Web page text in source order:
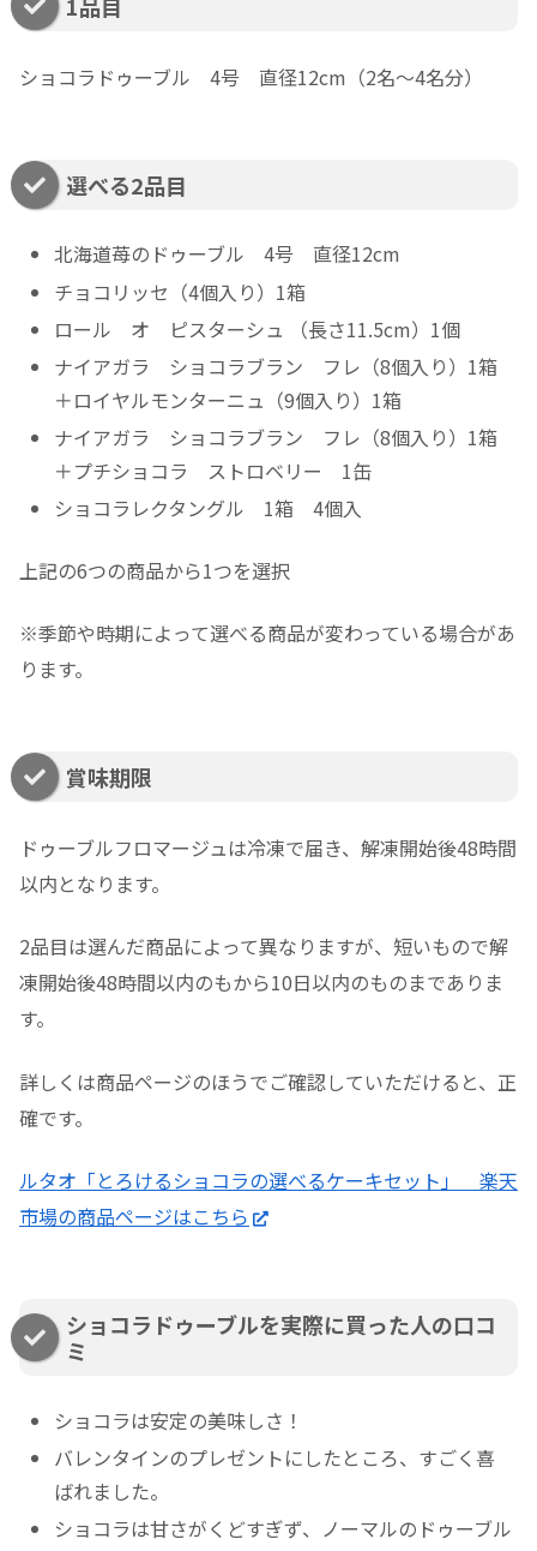
ショコラドゥーブル 4号 直径12cm（2名～4名分）
選べる2品目
北海道苺のドゥーブル 4号 直径12cm
チョコリッセ（4個入り）1箱
ロール オ ピスターシュ （長さ11.5cm）1個
ナイアガラ ショコラブラン フレ（8個入り）1箱
＋ロイヤルモンターニュ（9個入り）1箱
ナイアガラ ショコラブラン フレ（8個入り）1箱
＋プチショコラ ストロベリー 1缶
ショコラレクタングル 1箱 4個入
上記の6つの商品から1つを選択
※季節や時期によって選べる商品が変わっている場合があ
ります。
賞味期限
ドゥーブルフロマージュは冷凍で届き、解凍開始後48時間
以内となります。
2品目は選んだ商品によって異なりますが、短いもので解
凍開始後48時間以内のもから10日以内のものまでありま
す。
詳しくは商品ページのほうでご確認していただけると、正
確です。
ルタオ「とろけるショコラの選べるケーキセット」 楽天
市場の商品ページはこちら
ショコラドゥーブルを実際に買った人の口コ
ミ
ショコラは安定の美味しさ！
バレンタインのプレゼントにしたところ、すごく喜
ばれました。
ショコラは甘さがくどすぎず、ノーマルのドゥーブル